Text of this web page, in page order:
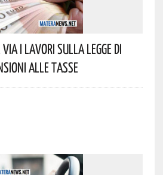
I Lavori Sulla Legge Di
Alle Tasse